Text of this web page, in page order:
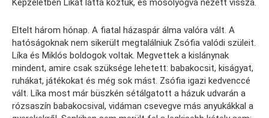
Képzeletben Líkát látta köztük, és mosolyogva nézett vissza.
Eltelt három hónap. A fiatal házaspár álma valóra vált. A
hatóságoknak nem sikerült megtalálniuk Zsófia valódi szüleit.
Líka és Miklós boldogok voltak. Megvettek a kislánynak
mindent, amire csak szüksége lehetett: babakocsit, kiságyat,
ruhákat, játékokat és még sok mást. Zsófia igazi kedvenccé
vált. Líka most már büszkén sétálgatott a házuk udvarán a
rózsaszín babakocsival, vidáman csevegve más anyukákkal a